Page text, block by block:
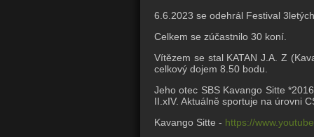
6.6.2023 se odehrál Festival
Celkem se zúčastnilo 30 koní.
Vítězem se stal KATAN J.A. Z
celkový dojem 8.50 bodu.
Jeho otec SBS Kavango Sitte
II.xIV. Aktuálně sportuje na úrovni
Kavango Sitte - https://